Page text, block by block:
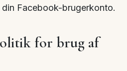
Facebook-brugerkonto.
for brug af